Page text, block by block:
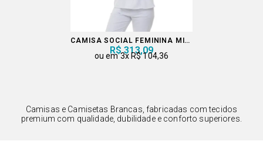
CAMISA SOCIAL FEMININA MICROFIBRA
R$ 313,09
3x R$ 104,36
Camisas e Camisetas Brancas, fabricadas com tecidos
premium com qualidade, dubilidade e conforto superiores.